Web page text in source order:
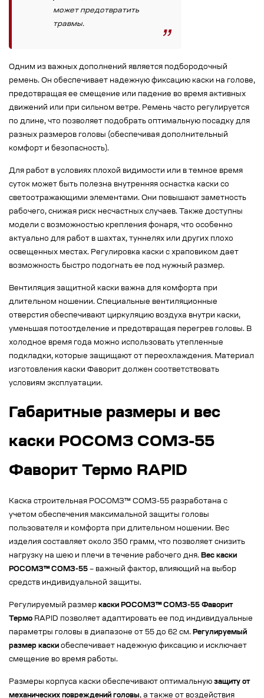
может предотвратить
травмы.
Одним из важных дополнений является подбородочный
ремень. Он обеспечивает надежную фиксацию каски на голове,
предотвращая ее смещение или падение во время активных
движений или при сильном ветре. Ремень часто регулируется
по длине, что позволяет подобрать оптимальную посадку для
разных размеров головы (обеспечивая дополнительный
комфорт и безопасность).
Для работ в условиях плохой видимости или в темное время
суток может быть полезна внутренняя оснастка каски со
светоотражающими элементами. Они повышают заметность
рабочего, снижая риск несчастных случаев. Также доступны
модели с возможностью крепления фонаря, что особенно
актуально для работ в шахтах, туннелях или других плохо
освещенных местах. Регулировка каски с храповиком дает
возможность быстро подогнать ее под нужный размер.
Вентиляция защитной каски важна для комфорта при
длительном ношении. Специальные вентиляционные
отверстия обеспечивают циркуляцию воздуха внутри каски,
уменьшая потоотделение и предотвращая перегрев головы. В
холодное время года можно использовать утепленные
подкладки, которые защищают от переохлаждения. Материал
изготовления каски Фаворит должен соответствовать
условиям эксплуатации.
Габаритные размеры и вес
каски РОСОМЗ СОМЗ-55
Фаворит Термо RAPID
Каска строительная РОСОМЗ™ СОМЗ-55 разработана с
учетом обеспечения максимальной защиты головы
пользователя и комфорта при длительном ношении. Вес
изделия составляет около 350 грамм, что позволяет снизить
нагрузку на шею и плечи в течение рабочего дня. Вес каски
РОСОМЗ™ СОМЗ-55 – важный фактор, влияющий на выбор
средств индивидуальной защиты.
Регулируемый размер каски РОСОМЗ™ СОМЗ-55 Фаворит
Термо RAPID позволяет адаптировать ее под индивидуальные
параметры головы в диапазоне от 55 до 62 см. Регулируемый
размер каски обеспечивает надежную фиксацию и исключает
смещение во время работы.
Размеры корпуса каски обеспечивают оптимальную защиту от
механических повреждений головы, а также от воздействия